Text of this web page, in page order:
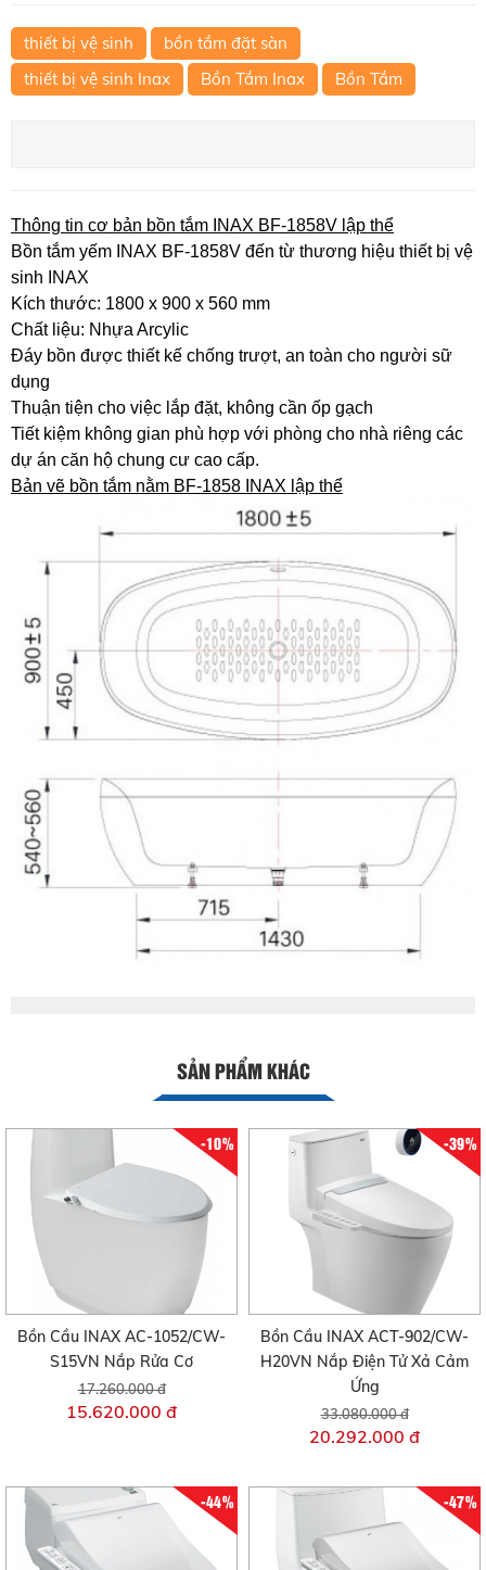
thiết bị vệ sinh
bồn tắm đặt sàn
thiết bị vệ sinh Inax
Bồn Tắm Inax Bồn Tắm
Thông tin cơ bản bồn tắm INAX BF-1858V lập thể
Bồn tắm yếm INAX BF-1858V đến từ thương hiệu thiết bị vệ
sinh INAX
Kích thước: 1800 x 900 x 560 mm
Chất liệu: Nhựa Arcylic
Đáy bồn được thiết kế chống trượt, an toàn cho người sữ
dụng
Thuận tiện cho việc lắp đặt, không cần ốp gạch
Tiết kiệm không gian phù hợp với phòng cho nhà riêng các
dự án căn hộ chung cư cao cấp.
Bản vẽ bồn tắm nằm BF-1858 INAX lập thể
SẢN PHẨM KHÁC
-10%
Bồn Cầu INAX AC-1052/CW-
S15VN Nắp Rửa Cơ
17.260.000 đ
15.620.000 đ
-39%
Bồn Cầu INAX ACT-902/CW-
H20VN Nắp Điện Tử Xả Cảm
Ứng
33.080.000 đ
20.292.000 đ
-44% -47%